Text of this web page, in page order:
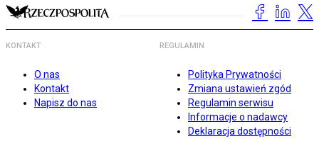
KONTAKT
O nas
Kontakt
Napisz do nas
REGULAMIN
Polityka Prywatności
Zmiana ustawień zgód
Regulamin serwisu
Informacje o nadawcy
Deklaracja dostępności